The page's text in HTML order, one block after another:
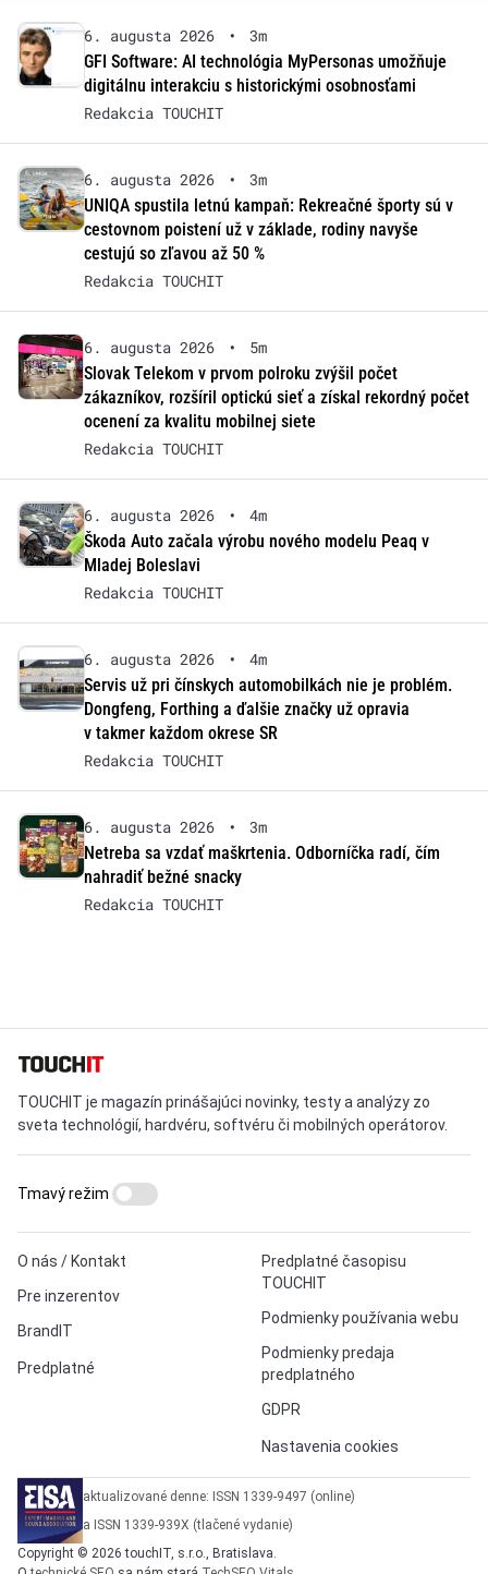
6. augusta 2026 •
3m
GFI Software: AI technológia MyPersonas umožňuje
digitálnu interakciu s historickými osobnosťami
Redakcia TOUCHIT
6. augusta 2026 •
3m
UNIQA spustila letnú kampaň: Rekreačné športy sú v
cestovnom poistení už v základe, rodiny navyše
cestujú so zľavou až 50 %
Redakcia TOUCHIT
6. augusta 2026 •
5m
Slovak Telekom v prvom polroku zvýšil počet
zákazníkov, rozšíril optickú sieť a získal rekordný počet
ocenení za kvalitu mobilnej siete
Redakcia TOUCHIT
6. augusta 2026 •
4m
Škoda Auto začala výrobu nového modelu Peaq v
Mladej Boleslavi
Redakcia TOUCHIT
6. augusta 2026 •
4m
Servis už pri čínskych automobilkách nie je problém.
Dongfeng, Forthing a ďalšie značky už opravia
v takmer každom okrese SR
Redakcia TOUCHIT
6. augusta 2026 •
3m
Netreba sa vzdať maškrtenia. Odborníčka radí, čím
nahradiť bežné snacky
Redakcia TOUCHIT
TOUCHIT je magazín prinášajúci novinky, testy a analýzy zo
sveta technológií, hardvéru, softvéru či mobilných operátorov.
O nás / Kontakt
Pre inzerentov
BrandIT
Predplatné
Predplatné časopisu
TOUCHIT
Podmienky používania webu
Podmienky predaja
predplatného
GDPR
Nastavenia cookies
Tmavý režim
aktualizované denne: ISSN 1339-9497 (online)
a ISSN 1339-939X (tlačené vydanie)
Copyright © 2026 touchIT, s.r.o., Bratislava.